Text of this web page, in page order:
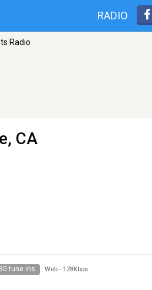
RADIO
Radio
CA
30 tune ins Web - 128Kbps